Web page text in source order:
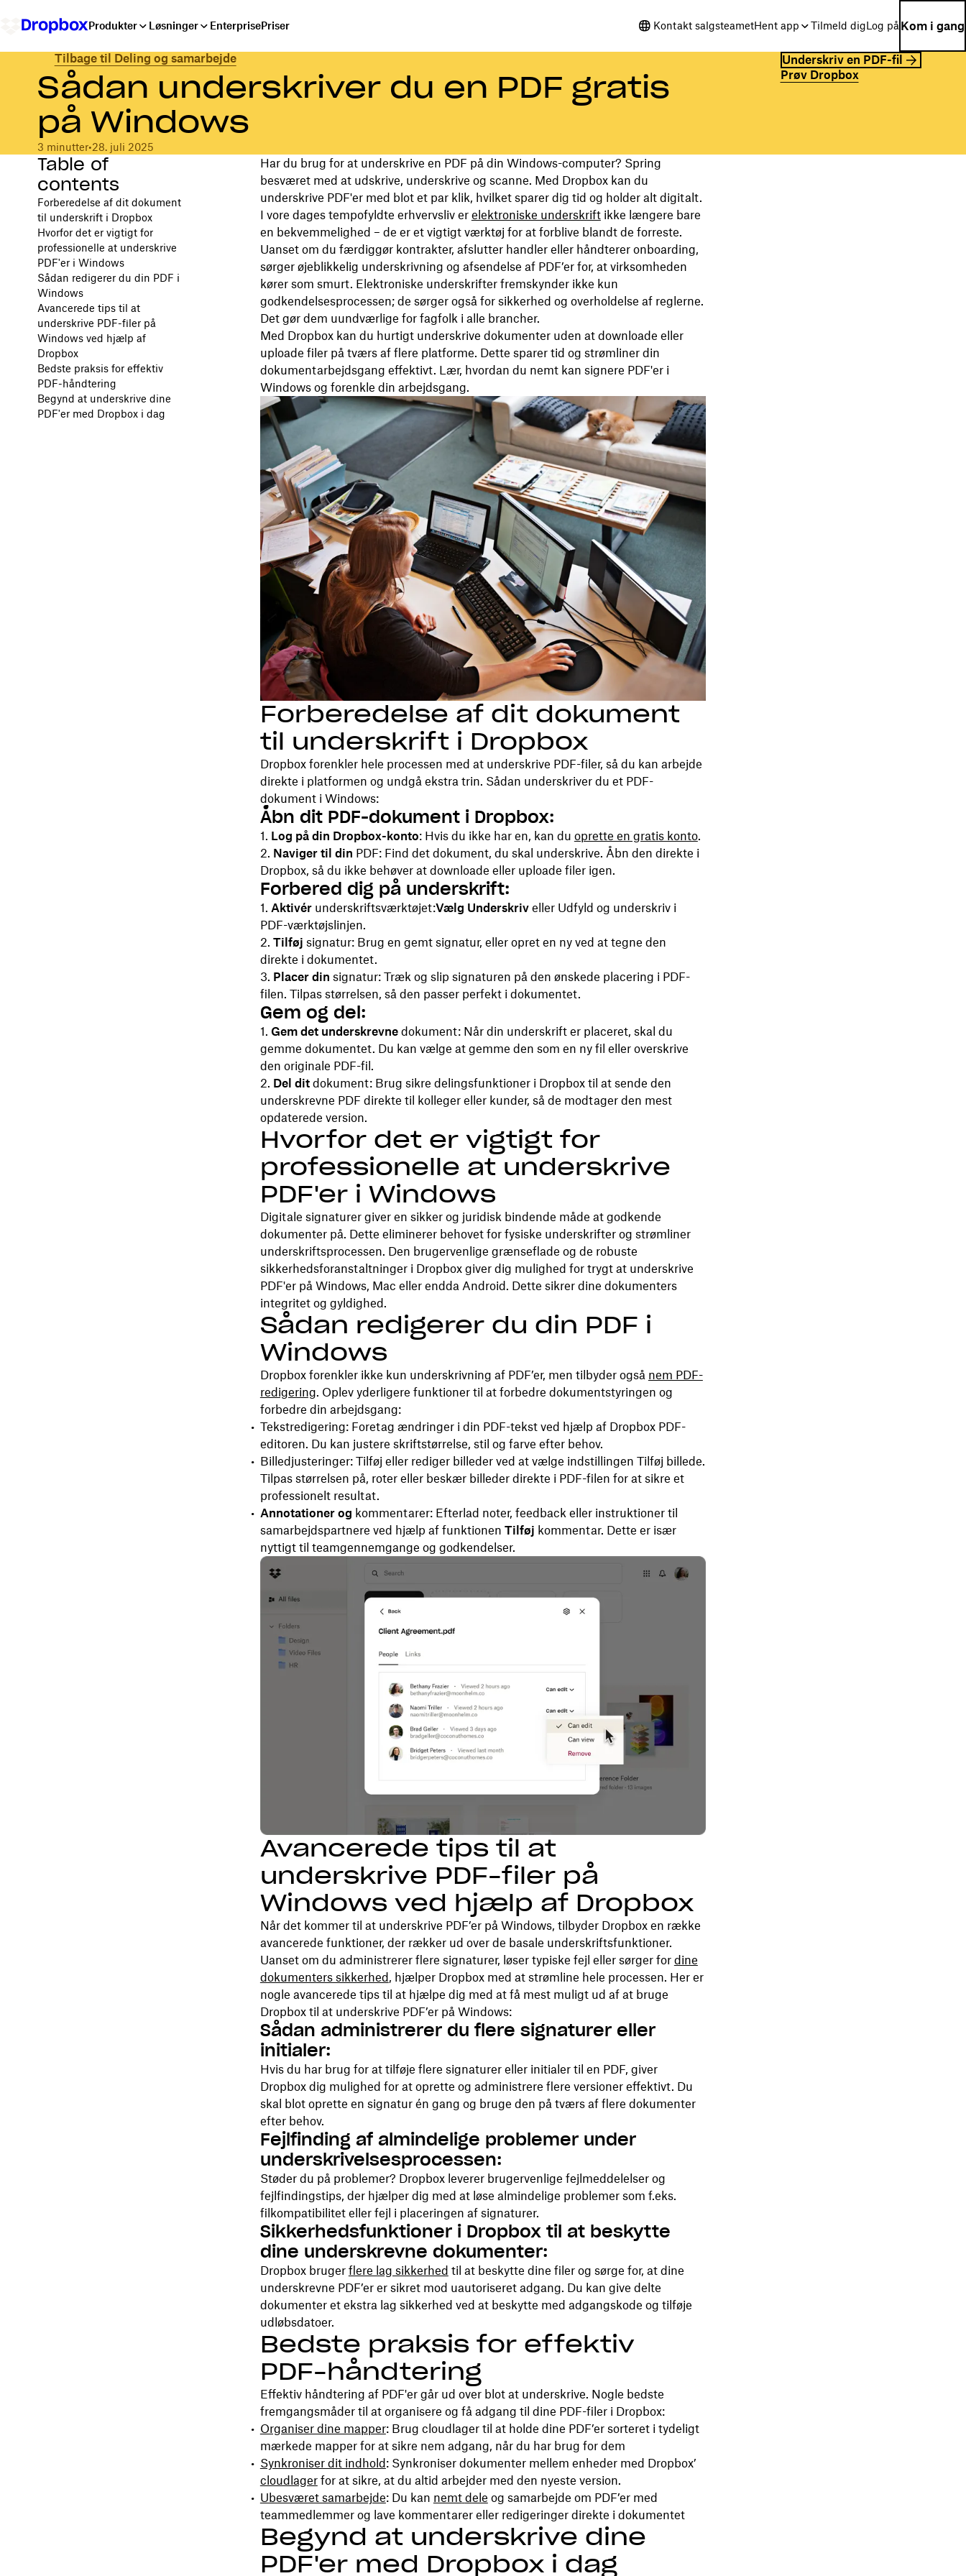
Produkter Løsninger EnterprisePriser Kontakt salgsteametHent app Tilmeld digLog på Kom i gang
Tilbage til Deling og samarbejde
Sådan underskriver du en PDF gratis
på Windows
3 minutter•28. juli 2025
Underskriv en PDF-fil
Prøv Dropbox
Table of
contents
Forberedelse af dit dokument
til underskrift i Dropbox
Hvorfor det er vigtigt for
professionelle at underskrive
PDF'er i Windows
Sådan redigerer du din PDF i
Windows
Avancerede tips til at
underskrive PDF-filer på
Windows ved hjælp af
Dropbox
Bedste praksis for effektiv
PDF-håndtering
Begynd at underskrive dine
PDF'er med Dropbox i dag
Har du brug for at underskrive en PDF på din Windows-computer? Spring
besværet med at udskrive, underskrive og scanne. Med Dropbox kan du
underskrive PDF'er med blot et par klik, hvilket sparer dig tid og holder alt digitalt.
I vore dages tempofyldte erhvervsliv er elektroniske underskriftikke længere bare
en bekvemmelighed – de er et vigtigt værktøj for at forblive blandt de forreste.
Uanset om du færdiggør kontrakter, afslutter handler eller håndterer onboarding,
sørger øjeblikkelig underskrivning og afsendelse af PDF’er for, at virksomheden
kører som smurt. Elektroniske underskrifter fremskynder ikke kun
godkendelsesprocessen; de sørger også for sikkerhed og overholdelse af reglerne.
Det gør dem uundværlige for fagfolk i alle brancher.
Med Dropbox kan du hurtigt underskrive dokumenter uden at downloade eller
uploade filer på tværs af flere platforme. Dette sparer tid og strømliner din
dokumentarbejdsgang effektivt. Lær, hvordan du nemt kan signere PDF'er i
Windows og forenkle din arbejdsgang.
Forberedelse af dit dokument
til underskrift i Dropbox
Dropbox forenkler hele processen med at underskrive PDF-filer, så du kan arbejde
direkte i platformen og undgå ekstra trin. Sådan underskriver du et PDF-
dokument i Windows:
Åbn dit PDF-dokument i Dropbox:
Log på din Dropbox-konto: Hvis du ikke har en, kan du oprette en gratis konto.
Naviger til din PDF: Find det dokument, du skal underskrive. Åbn den direkte i
Dropbox, så du ikke behøver at downloade eller uploade filer igen.
Forbered dig på underskrift:
Aktivérunderskriftsværktøjet:Vælg Underskriveller Udfyld og underskriv i
PDF-værktøjslinjen.
Tilføj signatur: Brug en gemt signatur, eller opret en ny ved at tegne den
direkte i dokumentet.
Placer din signatur: Træk og slip signaturen på den ønskede placering i PDF-
filen. Tilpas størrelsen, så den passer perfekt i dokumentet.
Gem og del:
Gem det underskrevnedokument: Når din underskrift er placeret, skal du
gemme dokumentet. Du kan vælge at gemme den som en ny fil eller overskrive
den originale PDF-fil.
Del ditdokument: Brug sikre delingsfunktioner i Dropbox til at sende den
underskrevne PDF direkte til kolleger eller kunder, så de modtager den mest
opdaterede version.
Hvorfor det er vigtigt for
professionelle at underskrive
PDF'er i Windows
Digitale signaturer giver en sikker og juridisk bindende måde at godkende
dokumenter på. Dette eliminerer behovet for fysiske underskrifter og strømliner
underskriftsprocessen. Den brugervenlige grænseflade og de robuste
sikkerhedsforanstaltninger i Dropbox giver dig mulighed for trygt at underskrive
PDF'er på Windows, Mac eller endda Android. Dette sikrer dine dokumenters
integritet og gyldighed.
Sådan redigerer du din PDF i
Windows
Dropbox forenkler ikke kun underskrivning af PDF’er, men tilbyder også nem PDF-
redigering. Oplev yderligere funktioner til at forbedre dokumentstyringen og
forbedre din arbejdsgang:
Tekstredigering: Foretag ændringer i din PDF-tekst ved hjælp af Dropbox PDF-
editoren. Du kan justere skriftstørrelse, stil og farve efter behov.
Billedjusteringer: Tilføj eller rediger billeder ved at vælge indstillingen Tilføj billede.
Tilpas størrelsen på, roter eller beskær billeder direkte i PDF-filen for at sikre et
professionelt resultat.
Annotationer og kommentarer: Efterlad noter, feedback eller instruktioner til
samarbejdspartnere ved hjælp af funktionen Tilføj kommentar. Dette er især
nyttigt til teamgennemgange og godkendelser.
Avancerede tips til at
underskrive PDF-filer på
Windows ved hjælp af Dropbox
Når det kommer til at underskrive PDF’er på Windows, tilbyder Dropbox en række
avancerede funktioner, der rækker ud over de basale underskriftsfunktioner.
Uanset om du administrerer flere signaturer, løser typiske fejl eller sørger for dine
dokumenters sikkerhed, hjælper Dropbox med at strømline hele processen. Her er
nogle avancerede tips til at hjælpe dig med at få mest muligt ud af at bruge
Dropbox til at underskrive PDF’er på Windows:
Sådan administrerer du flere signaturer eller
initialer:
Hvis du har brug for at tilføje flere signaturer eller initialer til en PDF, giver
Dropbox dig mulighed for at oprette og administrere flere versioner effektivt. Du
skal blot oprette en signatur én gang og bruge den på tværs af flere dokumenter
efter behov.
Fejlfinding af almindelige problemer under
underskrivelsesprocessen:
Støder du på problemer? Dropbox leverer brugervenlige fejlmeddelelser og
fejlfindingstips, der hjælper dig med at løse almindelige problemer som f.eks.
filkompatibilitet eller fejl i placeringen af ​​signaturer.
Sikkerhedsfunktioner i Dropbox til at beskytte
dine underskrevne dokumenter:
Dropbox bruger flere lag sikkerhed til at beskytte dine filer og sørge for, at dine
underskrevne PDF’er er sikret mod uautoriseret adgang. Du kan give delte
dokumenter et ekstra lag sikkerhed ved at beskytte med adgangskode og tilføje
udløbsdatoer.
Bedste praksis for effektiv
PDF-håndtering
Effektiv håndtering af PDF'er går ud over blot at underskrive. Nogle bedste
fremgangsmåder til at organisere og få adgang til dine PDF-filer i Dropbox:
Organiser dine mapper: Brug cloudlager til at holde dine PDF’er sorteret i tydeligt
mærkede mapper for at sikre nem adgang, når du har brug for dem
Synkroniser dit indhold: Synkroniser dokumenter mellem enheder med Dropbox’
cloudlagerfor at sikre, at du altid arbejder med den nyeste version.
Ubesværet samarbejde: Du kan nemt dele og samarbejde om PDF’er med
teammedlemmer og lave kommentarer eller redigeringer direkte i dokumentet
Begynd at underskrive dine
PDF'er med Dropbox i dag